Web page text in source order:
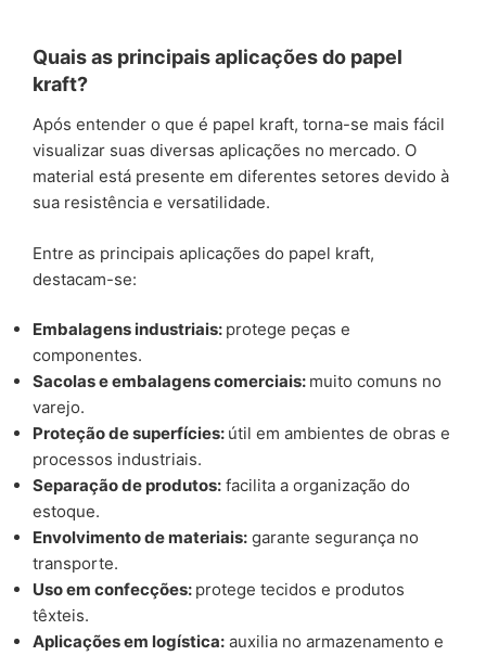
Quais as principais aplicações do papel
kraft?
Após entender o que é papel kraft, torna-se mais fácil
visualizar suas diversas aplicações no mercado. O
material está presente em diferentes setores devido à
sua resistência e versatilidade.
Entre as principais aplicações do papel kraft,
destacam-se:
Embalagens industriais: protege peças e
componentes.
Sacolas e embalagens comerciais: muito comuns no
varejo.
Proteção de superfícies: útil em ambientes de obras e
processos industriais.
Separação de produtos: facilita a organização do
estoque.
Envolvimento de materiais: garante segurança no
transporte.
Uso em confecções: protege tecidos e produtos
têxteis.
Aplicações em logística: auxilia no armazenamento e